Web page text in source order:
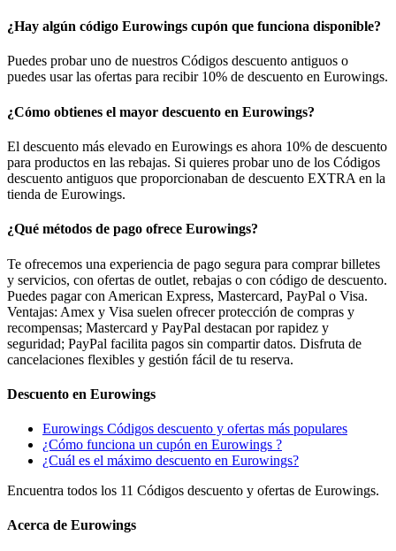
¿Hay algún código Eurowings cupón que funciona disponible?
Puedes probar uno de nuestros Códigos descuento antiguos o
puedes usar las ofertas para recibir 10% de descuento en Eurowings.
¿Cómo obtienes el mayor descuento en Eurowings?
El descuento más elevado en Eurowings es ahora 10% de descuento
para productos en las rebajas. Si quieres probar uno de los Códigos
descuento antiguos que proporcionaban de descuento EXTRA en la
tienda de Eurowings.
¿Qué métodos de pago ofrece Eurowings?
Te ofrecemos una experiencia de pago segura para comprar billetes
y servicios, con ofertas de outlet, rebajas o con código de descuento.
Puedes pagar con American Express, Mastercard, PayPal o Visa.
Ventajas: Amex y Visa suelen ofrecer protección de compras y
recompensas; Mastercard y PayPal destacan por rapidez y
seguridad; PayPal facilita pagos sin compartir datos. Disfruta de
cancelaciones flexibles y gestión fácil de tu reserva.
Descuento en Eurowings
Eurowings Códigos descuento y ofertas más populares
¿Cómo funciona un cupón en Eurowings ?
¿Cuál es el máximo descuento en Eurowings?
Encuentra todos los 11 Códigos descuento y ofertas de Eurowings.
Acerca de Eurowings